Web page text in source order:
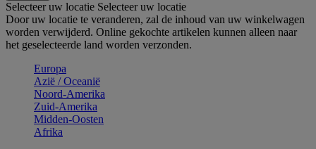
Selecteer uw locatie Selecteer uw locatie
Door uw locatie te veranderen, zal de inhoud van uw winkelwagen
worden verwijderd. Online gekochte artikelen kunnen alleen naar
het geselecteerde land worden verzonden.
Europa
Aziё / Oceaniё
Noord-Amerika
Zuid-Amerika
Midden-Oosten
Afrika